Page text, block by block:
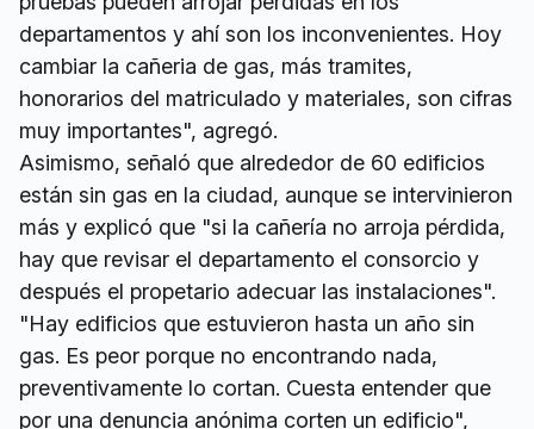
departamentos y ahí son los inconvenientes. Hoy
cambiar la cañeria de gas, más tramites,
honorarios del matriculado y materiales, son cifras
muy importantes", agregó.
Asimismo, señaló que alrededor de 60 edificios
están sin gas en la ciudad, aunque se intervinieron
más y explicó que "si la cañería no arroja pérdida,
hay que revisar el departamento el consorcio y
después el propetario adecuar las instalaciones".
"Hay edificios que estuvieron hasta un año sin
gas. Es peor porque no encontrando nada,
preventivamente lo cortan. Cuesta entender que
por una denuncia anónima corten un edificio",